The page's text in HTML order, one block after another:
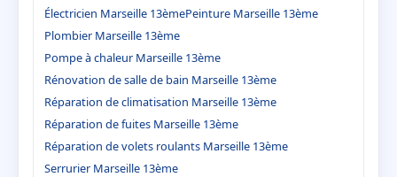
Électricien Marseille 13èmePeinture Marseille 13ème
Plombier Marseille 13ème
Pompe à chaleur Marseille 13ème
Rénovation de salle de bain Marseille 13ème
Réparation de climatisation Marseille 13ème
Réparation de fuites Marseille 13ème
Réparation de volets roulants Marseille 13ème
Serrurier Marseille 13ème